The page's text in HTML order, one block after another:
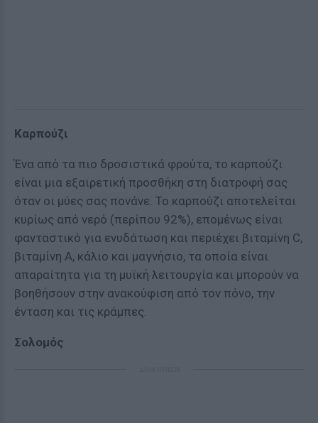
Καρπούζι
Ένα από τα πιο δροσιστικά φρούτα, το καρπούζι
είναι μια εξαιρετική προσθήκη στη διατροφή σας
όταν οι μύες σας πονάνε. Το καρπούζι αποτελείται
κυρίως από νερό (περίπου 92%), επομένως είναι
φανταστικό για ενυδάτωση και περιέχει βιταμίνη C,
βιταμίνη Α, κάλιο και μαγνήσιο, τα οποία είναι
απαραίτητα για τη μυϊκή λειτουργία και μπορούν να
βοηθήσουν στην ανακούφιση από τον πόνο, την
ένταση και τις κράμπες.
Σολομός